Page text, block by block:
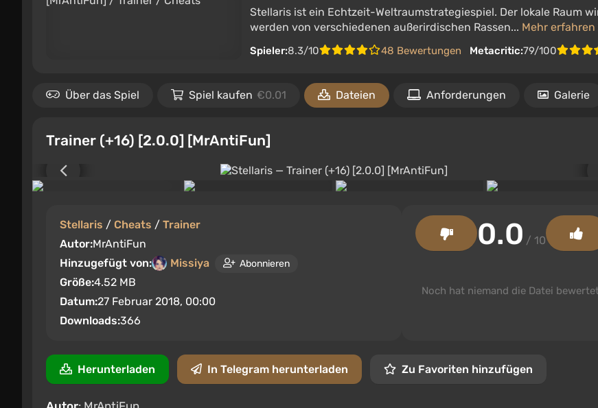
Stellaris ist ein Echtzeit-Weltraumstrategiespiel. Der lokale Raum
werden von verschiedenen außerirdischen Rassen... Mehr erfahren
Spieler:8.3/10 48 Bewertungen Metacritic:79/100
Über das Spiel Spiel kaufen €0.01 Dateien Anforderungen Galerie
Trainer (+16) [2.0.0] [MrAntiFun]
Stellaris / Cheats / Trainer
Autor:MrAntiFun
Hinzugefügt von:
Missiya Abonnieren
Größe:4.52 MB
Datum:27 Februar 2018, 00:00
Downloads:366
0.0 / 10
Noch hat niemand die Datei
Herunterladen In Telegram herunterladen Zu Favoriten hinzufügen